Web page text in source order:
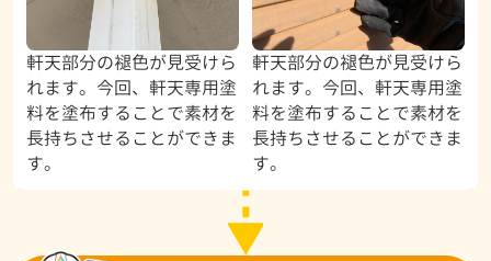
軒天部分の褪色が見受けら
れます。今回、軒天専用塗
料を塗布することで素材を
長持ちさせることができま
す。
軒天部分の褪色が見受けら
れます。今回、軒天専用塗
料を塗布することで素材を
長持ちさせることができま
す。